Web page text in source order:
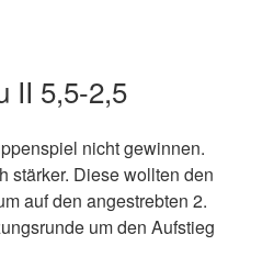
II 5,5-2,5
nicht gewinnen.
stärker. Diese wollten den
auf den angestrebten 2.
um den Aufstieg